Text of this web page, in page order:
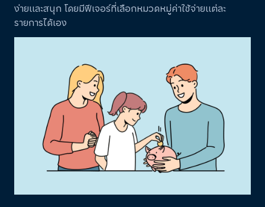
ง่ายและสนุก โดยมีฟีเจอร์ที่เลือกหมวดหมู่ค่าใช้จ่ายแต่ละ
รายการได้เอง